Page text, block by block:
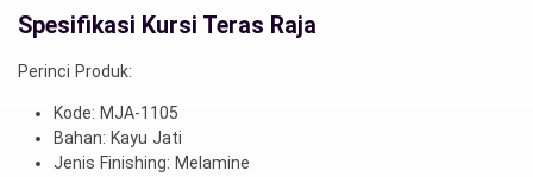
Spesifikasi Kursi Teras Raja
Perinci Produk:
Kode: MJA-1105
Bahan: Kayu Jati
Jenis Finishing: Melamine